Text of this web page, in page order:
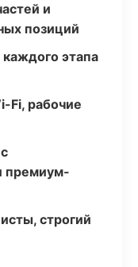
и
позиций
этапа
Fi, рабочие
премиум-
строгий